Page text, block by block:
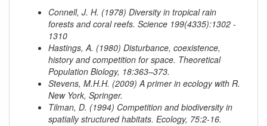
Connell, J. H. (1978) Diversity in tropical rain
forests and coral reefs. Science 199(4335):1302 -
1310
Hastings, A. (1980) Disturbance, coexistence,
history and competition for space. Theoretical
Population Biology, 18:363–373.
Stevens, M.H.H. (2009) A primer in ecology with R.
New York, Springer.
Tilman, D. (1994) Competition and biodiversity in
spatially structured habitats. Ecology, 75:2-16.